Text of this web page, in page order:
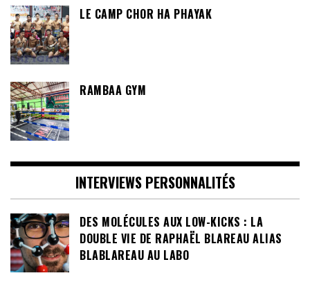
LE CAMP CHOR HA PHAYAK
RAMBAA GYM
INTERVIEWS PERSONNALITÉS
DES MOLÉCULES AUX LOW-KICKS : LA
DOUBLE VIE DE RAPHAËL BLAREAU ALIAS
BLABLAREAU AU LABO